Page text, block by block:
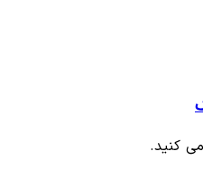
کنید.